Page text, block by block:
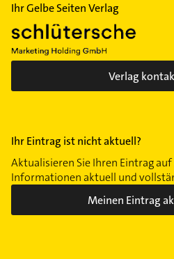
Ihr Gelbe Seiten Verlag
Verlag
Ihr Eintrag ist nicht aktuell?
Aktualisieren Sie Ihren Eintrag
Informationen aktuell und
Meinen Eintrag